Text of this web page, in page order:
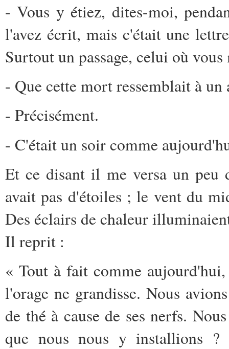
- Vous y étiez, dites-moi,
l'avez écrit, mais c'était une
Surtout un passage, celui où
- Que cette mort ressemblait à
- Précisément.
- C'était un soir comme
Et ce disant il me versa un
avait pas d'étoiles ; le vent du
Des éclairs de chaleur
Il reprit :
« Tout à fait comme
l'orage ne grandisse. Nous
de thé à cause de ses nerfs.
que nous nous y installions ?